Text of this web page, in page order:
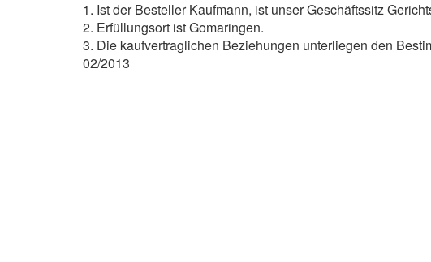
1. Ist der Besteller Kaufmann, ist unser Geschäftssitz
2. Erfüllungsort ist Gomaringen.
3. Die kaufvertraglichen Beziehungen unterliegen den
02/2013